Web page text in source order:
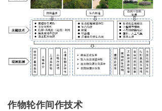
作物轮作间作技术